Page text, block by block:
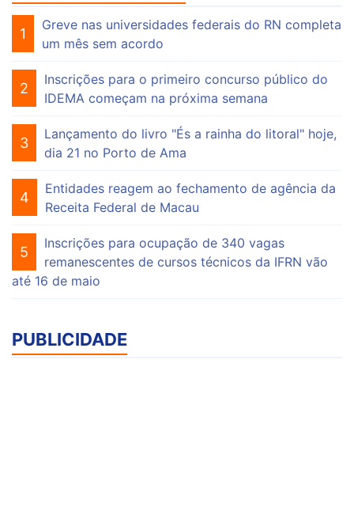
1
Greve nas universidades federais do RN completa
um mês sem acordo
2
Inscrições para o primeiro concurso público do
IDEMA começam na próxima semana
3
Lançamento do livro "És a rainha do litoral" hoje,
dia 21 no Porto de Ama
4
Entidades reagem ao fechamento de agência da
Receita Federal de Macau
5
Inscrições para ocupação de 340 vagas
remanescentes de cursos técnicos da IFRN vão
até 16 de maio
PUBLICIDADE